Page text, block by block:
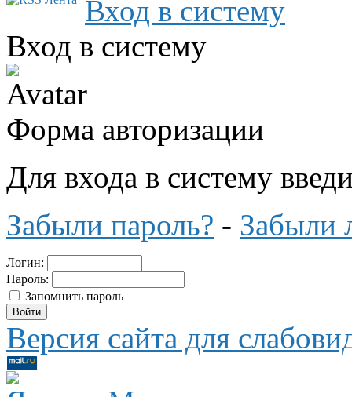
Вход в систему
Вход в систему
Форма авторизации
Для входа в систему
Забыли пароль? - Забыли
Логин:
Пароль:
Запомнить пароль
Версия сайта для